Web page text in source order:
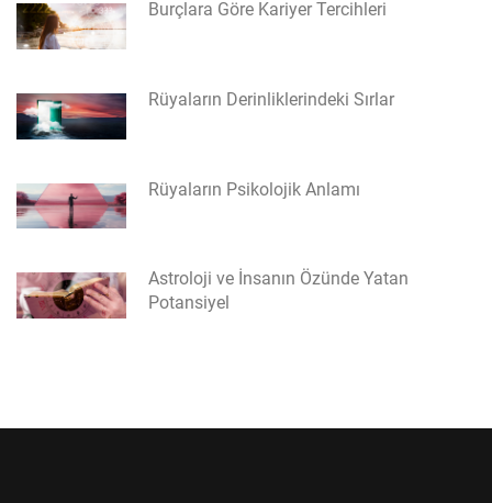
Burçlara Göre Kariyer Tercihleri
Rüyaların Derinliklerindeki Sırlar
Rüyaların Psikolojik Anlamı
Astroloji ve İnsanın Özünde Yatan
Potansiyel